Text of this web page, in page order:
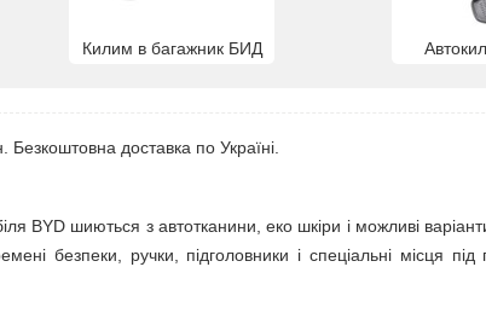
Килим в багажник БИД
доставка по Україні.
BYD шиються з автотканини, еко шкіри і можливі
безпеки, ручки, підголовники і спеціальні місця